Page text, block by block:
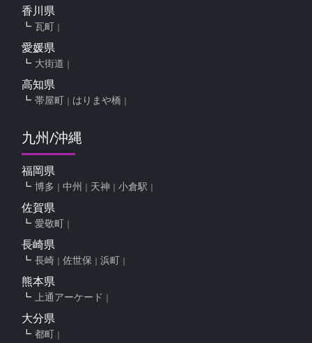
香川県
瓦町
愛媛県
大街道
高知県
帯屋町 はりまや橋
九州/沖縄
福岡県
博多 中州 天神 小倉駅
佐賀県
愛敬町
長崎県
長崎 佐世保 浜町
熊本県
上通アーケード
大分県
都町